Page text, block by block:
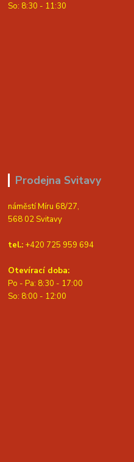
So: 8:30 - 11:30
Prodejna Svitavy
náměstí Míru 68/27,
568 02 Svitavy
tel.: +420 725 959 694
Otevírací doba:
Po - Pa: 8:30 - 17:00
So: 8:00 - 12:00